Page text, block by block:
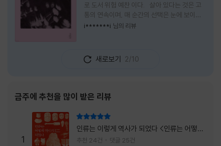
로 도서 위험 예찬 이다. 살아 있다는 것은 고
통의 연속이며, 매 순간의 선택은 눈에 보이지
않는 위험을 감수해야 한다는 것을 의미한다.
도전하고 미지의 세계로 발을 내딛기란 결코 쉬
운 일이 아니다. 그러나 이 책을 읽다 보면 그 마
내가 진실로 원했던 방향을 향해 움직이고 있을
지도 모른다. 위험은 두려움의 대상이 아니라,
내가 진짜 원하는 삶으로 향하는 문 앞에 늘 함
께 서 있기 때문이다. 이 책은 프랑스의 철학
자이자 정신분석가인 안 뒤푸르망
i*******i 님의 리뷰
새로보기 2/10
금주에 추천을 많이 받은 리뷰
1
인류는 이렇게 역사가 되었다 <인류는 어떻게
역사가 되었나>
추천 24건 댓글 25건